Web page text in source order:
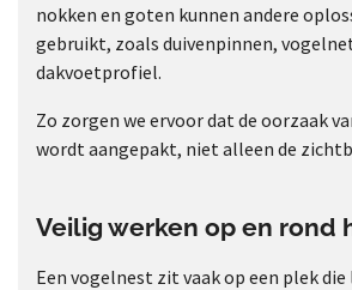
nokken en goten kunnen andere
gebruikt, zoals duivenpinnen,
dakvoetprofiel.
Zo zorgen we ervoor dat de oorzaak
wordt aangepakt, niet alleen de
Veilig werken op en rond
Een vogelnest zit vaak op een plek